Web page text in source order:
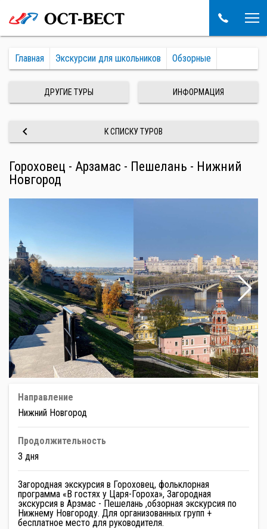
Главная Экскурсии для школьников Обзорные
ДРУГИЕ ТУРЫ ИНФОРМАЦИЯ
keyboard_arrow_left К СПИСКУ ТУРОВ
Гороховец - Арзамас - Пешелань - Нижний
Новгород
Направление
Нижний Новгород
Продолжительность
3 дня
Загородная экскурсия в Гороховец, фольклорная
программа «В гостях у Царя-Гороха», Загородная
экскурсия в Арзмас - Пешелань ,обзорная экскурсия по
Нижнему Новгороду. Для организованных групп +
бесплатное место для руководителя.